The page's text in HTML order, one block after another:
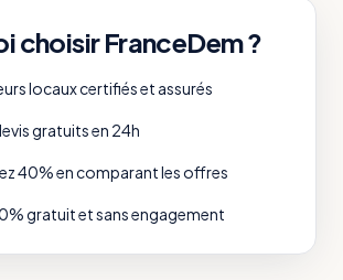
choisir FranceDem ?
locaux certifiés et assurés
gratuits en 24h
40% en comparant les offres
gratuit et sans engagement